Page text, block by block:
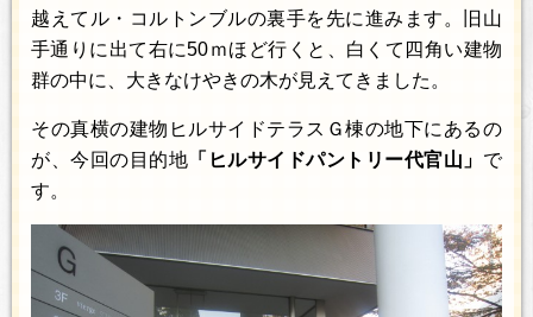
越えてル・コルトンブルの裏手を先に進みます。旧山
手通りに出て右に50ｍほど行くと、白くて四角い建物
群の中に、大きなけやきの木が見えてきました。
その真横の建物ヒルサイドテラスＧ棟の地下にあるの
が、今回の目的地 「ヒルサイドパントリー代官山」 で
す。